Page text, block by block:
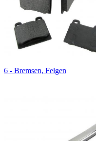
6 - Bremsen, Felgen